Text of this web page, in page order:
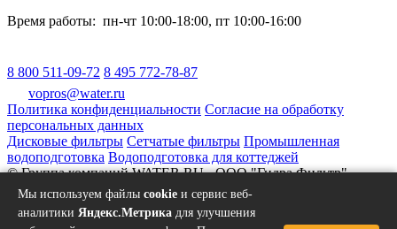
Время работы: пн-чт 10:00-18:00, пт 10:00-16:00
8 800 511-09-72 8 495 772-78-87
vopros@water.ru
Политика конфиденциальности Согласие на обработку
персональных данных
Дисковые фильтры Сетчатые фильтры Промышленная
водоподготовка Водоподготовка для коттеджей
© Группа компаний WATER.RU - ООО "Гидра Фильтр"
Создание и продвижение – «Позитив Арт»
Мы используем файлы cookie и сервис веб-
аналитики Яндекс.Метрика для улучшения